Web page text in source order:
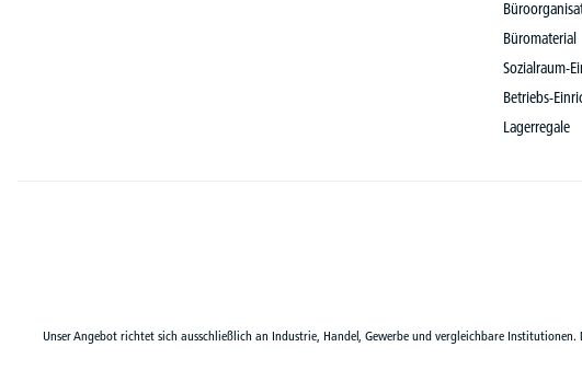
Büromaterial
Sozialraum-
Betriebs-
Lagerregale
Unser Angebot richtet sich ausschließlich an Industrie, Handel, Gewerbe und vergleichbare